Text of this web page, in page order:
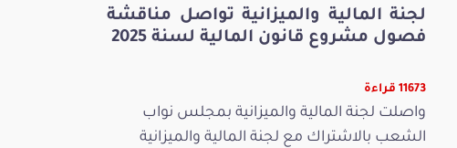
لجنة المالية والميزانية تواصل مناقشة
فصول مشروع قانون المالية لسنة 2025
11673 قراءة
واصلت لجنة المالية والميزانية بمجلس نواب
الشعب بالاشتراك مع لجنة المالية والميزانية